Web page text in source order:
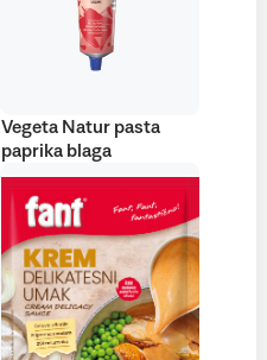
Vegeta Natur pasta
paprika blaga